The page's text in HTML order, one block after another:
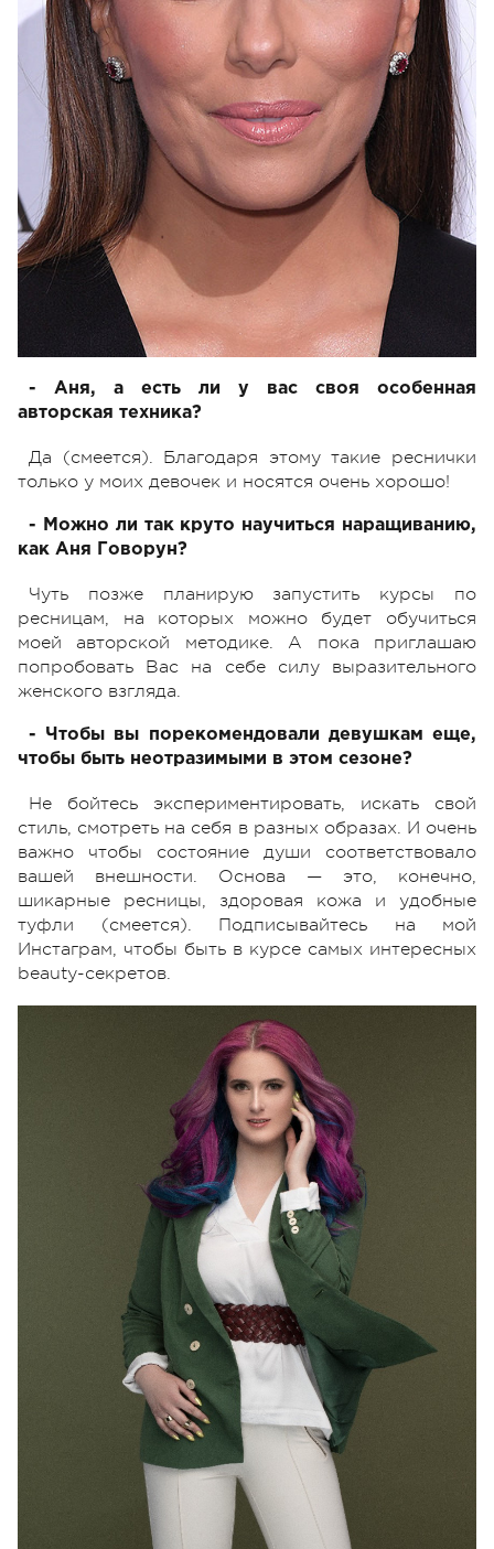
- Аня, а есть ли у вас своя особенная
авторская техника?
Да (смеется). Благодаря этому такие реснички
только у моих девочек и носятся очень хорошо!
- Можно ли так круто научиться наращиванию,
как Аня Говорун?
Чуть позже планирую запустить курсы по
ресницам, на которых можно будет обучиться
моей авторской методике. А пока приглашаю
попробовать Вас на себе силу выразительного
женского взгляда.
- Чтобы вы порекомендовали девушкам еще,
чтобы быть неотразимыми в этом сезоне?
Не бойтесь экспериментировать, искать свой
стиль, смотреть на себя в разных образах. И очень
важно чтобы состояние души соответствовало
вашей внешности. Основа — это, конечно,
шикарные ресницы, здоровая кожа и удобные
туфли (смеется). Подписывайтесь на мой
Инстаграм, чтобы быть в курсе самых интересных
beauty-секретов.